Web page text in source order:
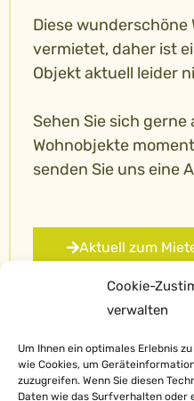
Cookie-
verwalten
Um Ihnen ein optimales Erlebnis
wie Cookies, um
zuzugreifen. Wenn Sie diesen
Daten wie das Surfverhalten oder
Diese wunderschöne
vermietet, daher ist
Objekt aktuell leider
Sehen Sie sich gerne
Wohnobjekte
senden Sie uns eine
Aktuell zum